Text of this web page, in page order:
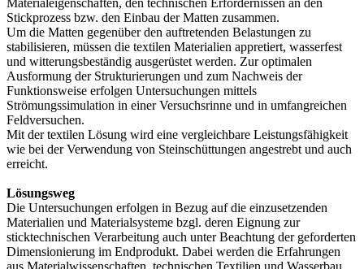
Materialeigenschaften, den technischen Erfordernissen an den
Stickprozess bzw. den Einbau der Matten zusammen.
Um die Matten gegenüber den auftretenden Belastungen zu
stabilisieren, müssen die textilen Materialien appretiert, wasserfest
und witterungsbeständig ausgerüstet werden. Zur optimalen
Ausformung der Strukturierungen und zum Nachweis der
Funktionsweise erfolgen Untersuchungen mittels
Strömungssimulation in einer Versuchsrinne und in umfangreichen
Feldversuchen.
Mit der textilen Lösung wird eine vergleichbare Leistungsfähigkeit
wie bei der Verwendung von Steinschüttungen angestrebt und auch
erreicht.
Lösungsweg
Die Untersuchungen erfolgen in Bezug auf die einzusetzenden
Materialien und Materialsysteme bzgl. deren Eignung zur
sticktechnischen Verarbeitung auch unter Beachtung der geforderten
Dimensionierung im Endprodukt. Dabei werden die Erfahrungen